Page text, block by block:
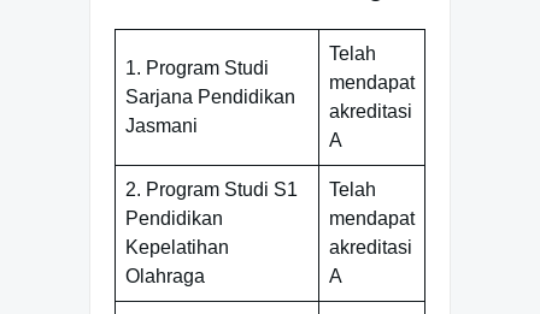
1. Program Studi
Sarjana Pendidikan
Jasmani
Telah
mendapat
akreditasi
A
2. Program Studi S1
Pendidikan
Kepelatihan
Olahraga
Telah
mendapat
akreditasi
A